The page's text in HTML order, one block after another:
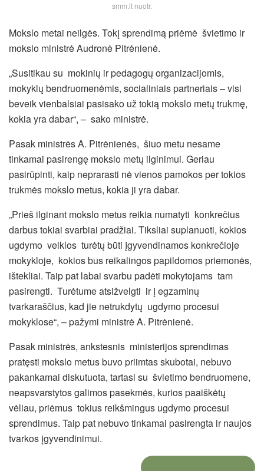
smm.lt nuotr.
Mokslo metai neilgės. Tokį sprendimą priėmė švietimo ir
mokslo ministrė Audronė Pitrėnienė.
„Susitikau su mokinių ir pedagogų organizacijomis,
mokyklų bendruomenėmis, socialiniais partneriais – visi
beveik vienbalsiai pasisako už tokią mokslo metų trukmę,
kokia yra dabar“, – sako ministrė.
Pasak ministrės A. Pitrėnienės, šiuo metu nesame
tinkamai pasirengę mokslo metų ilginimui. Geriau
pasirūpinti, kaip neprarasti nė vienos pamokos per tokios
trukmės mokslo metus, kokia ji yra dabar.
„Prieš ilginant mokslo metus reikia numatyti konkrečius
darbus tokiai svarbiai pradžiai. Tiksliai suplanuoti, kokios
ugdymo veiklos turėtų būti įgyvendinamos konkrečioje
mokykloje, kokios bus reikalingos papildomos priemonės,
ištekliai. Taip pat labai svarbu padėti mokytojams tam
pasirengti. Turėtume atsižvelgti ir į egzaminų
tvarkaraščius, kad jie netrukdytų ugdymo procesui
mokyklose“, – pažymi ministrė A. Pitrėnienė.
Pasak ministrės, ankstesnis ministerijos sprendimas
pratęsti mokslo metus buvo priimtas skubotai, nebuvo
pakankamai diskutuota, tartasi su švietimo bendruomene,
neapsvarstytos galimos pasekmės, kurios paaiškėtų
vėliau, priėmus tokius reikšmingus ugdymo procesui
sprendimus. Taip pat nebuvo tinkamai pasirengta ir naujos
tvarkos įgyvendinimui.